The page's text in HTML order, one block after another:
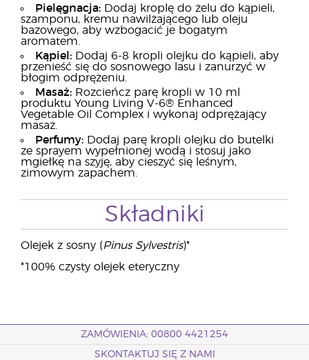
Pielęgnacja: Dodaj kroplę do żelu do kąpieli,
szamponu, kremu nawilżającego lub oleju
bazowego, aby wzbogacić je bogatym
aromatem.
Kąpiel: Dodaj 6-8 kropli olejku do kąpieli, aby
przenieść się do sosnowego lasu i zanurzyć w
błogim odprężeniu.
Masaż: Rozcieńcz parę kropli w 10 ml
produktu Young Living V-6® Enhanced
Vegetable Oil Complex i wykonaj odprężający
masaż.
Perfumy: Dodaj parę kropli olejku do butelki
ze sprayem wypełnionej wodą i stosuj jako
mgiełkę na szyję, aby cieszyć się leśnym,
zimowym zapachem.
Składniki
Olejek z sosny (Pinus Sylvestris)*
*100% czysty olejek eteryczny
ZAMÓWIENIA: 00800 4421254
SKONTAKTUJ SIĘ Z NAMI